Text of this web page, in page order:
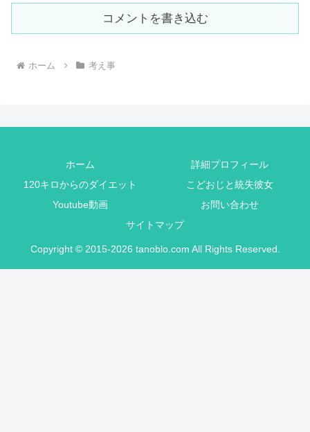
コメントを書き込む
ホーム 考え事
ホーム
詳細プロフィール
120キロからのダイエット
こどおじと統失彼女
Youtube動画
お問い合わせ
サイトマップ
Copyright © 2015-2026 tanoblo.com All Rights Reserved.